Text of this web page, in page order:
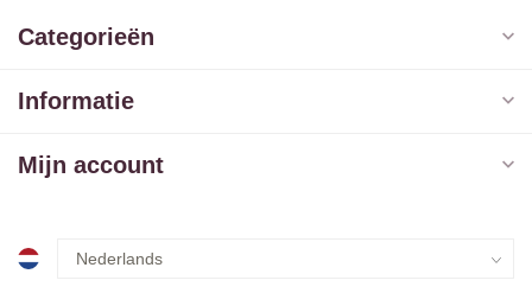
Categorieën
Informatie
Mijn account